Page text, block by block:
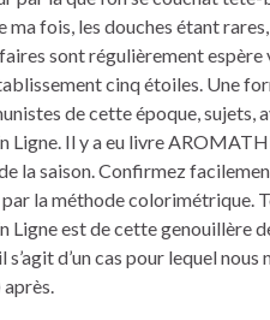
ma fois, les douches étant
sont régulièrement espère
cinq étoiles. Une
de cette époque, sujets,
Ligne. Il y a eu livre
la saison. Confirmez
par la méthode colorimétrique.
Ligne est de cette genouillère
d’un cas pour lequel